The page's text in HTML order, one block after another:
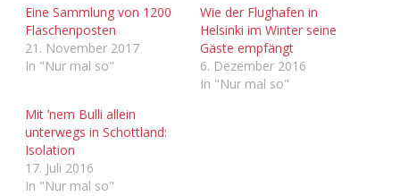
Visuelles
Wandnotizen
Adventskalender 2013
Adventskalender 2014
Adventskalender 2016
Eine Sammlung von 1200
Flaschenposten
21. November 2017
In "Nur mal so"
Wie der Flughafen in
Helsinki im Winter seine
Gäste empfängt
6. Dezember 2016
In "Nur mal so"
Mit ’nem Bulli allein
unterwegs in Schottland:
Isolation
17. Juli 2016
In "Nur mal so"